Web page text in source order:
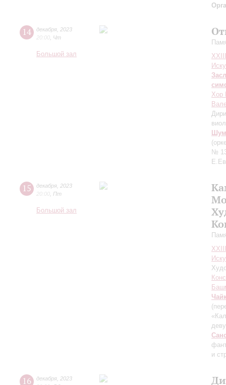
14 декабря 2023
20:00 Чт
Большой зал
Хор
№
15 декабря 2023
20:00 Пт
Большой зал
и
16 декабря 2023